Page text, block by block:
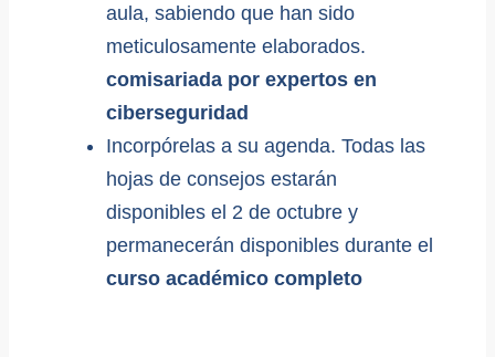
aula, sabiendo que han sido
meticulosamente elaborados.
comisariada por expertos en
ciberseguridad
Incorpórelas a su agenda. Todas las
hojas de consejos estarán
disponibles el 2 de octubre y
permanecerán disponibles durante el
curso académico completo